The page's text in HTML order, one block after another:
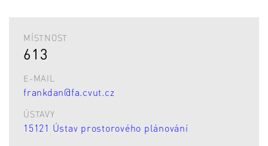
MÍSTNOST
613
E-MAIL
frankdan@fa.cvut.cz
ÚSTAVY
15121 Ústav prostorového plánování